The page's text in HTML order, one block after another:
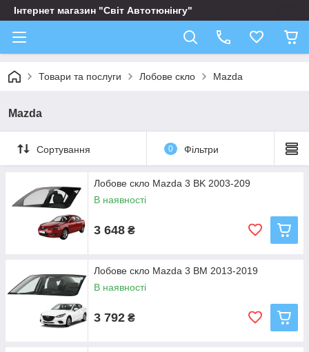
Інтернет магазин "Світ Автотюнінгу"
Товари та послуги Лобове скло Mazda
Mazda
Сортування 0 Фільтри
Лобове скло Mazda 3 BK 2003-209
В наявності
3 648 ₴
Лобове скло Mazda 3 BM 2013-2019
В наявності
3 792 ₴